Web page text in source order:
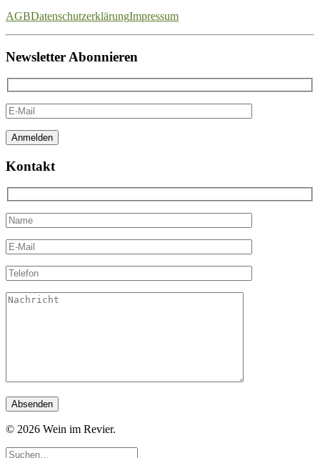
AGBDatenschutzerklärungImpressum
Newsletter Abonnieren
Kontakt
© 2026 Wein im Revier.